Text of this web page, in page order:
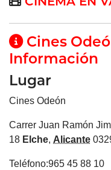
Cines
Información
Lugar
Cines Odeón
Carrer Juan Ramón
18 Elche, Alicante
Teléfono:965 45 88 10